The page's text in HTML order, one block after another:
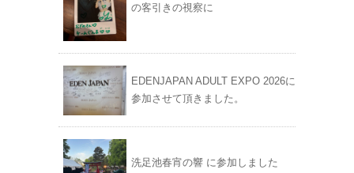
の客引きの視察に
EDENJAPAN ADULT EXPO 2026に
参加させて頂きました。
洗足池春宵の響 に参加しました